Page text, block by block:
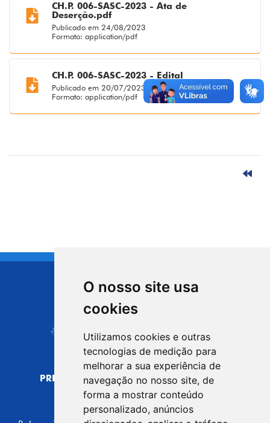
O nosso site usa
cookies
Utilizamos cookies e outras
tecnologias de medição para
melhorar a sua experiência de
navegação no nosso site, de
forma a mostrar conteúdo
personalizado, anúncios
CH.P. 006-SASC-2023 - Ata de
Deserção.pdf
Publicado em 24/08/2023
Formato: application/pdf
CH.P. 006-SASC-2023 - Edital
Publicado em 20/07/2023
Formato: application/pdf
CIDADE DE
Carapicuíba
PREFEITURA MUNICIPAL DE CARAPICUÍBA
CNPJ: 44.892.693/0001-40
CENTRO ADMINISTRATIVO